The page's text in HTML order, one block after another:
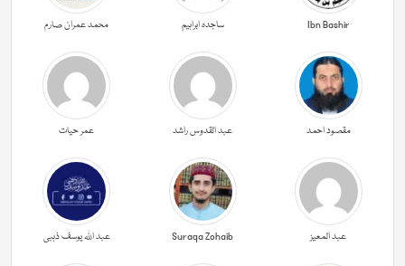
Ibn Bashir ساجدہ ابراہیم محمد عمران صارم
مقصود احمد عبد القدوس راشد عمر حیات
عبد المعیز Suraqa Zohaib عبد اللہ یوسف ذہبی